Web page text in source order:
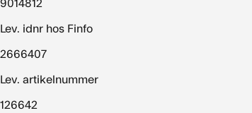
9014812
Lev. idnr hos Finfo
2666407
Lev. artikelnummer
126642